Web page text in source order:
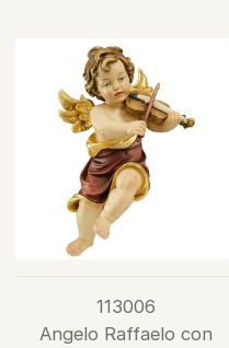
113006
Angelo Raffaelo con